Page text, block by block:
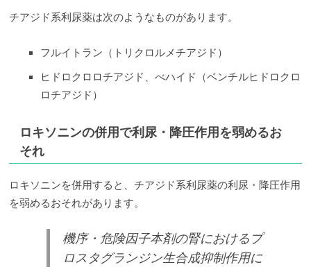
チアジド系利尿薬は次のようなものがあります。
フルイトラン（トリクロルメチアジド）
ヒドロクロロチアジド、べハイド（ベンチルヒドロクロ
ロチアジド）
ロキソニンの併用で利尿・降圧作用を弱めるお
それ
ロキソニンを併用すると、チアジド系利尿薬の利尿・降圧作用
を弱めるおそれがあります。
機序・危険因子本剤の腎におけるプ
ロスタグランジン生合成抑制作用に